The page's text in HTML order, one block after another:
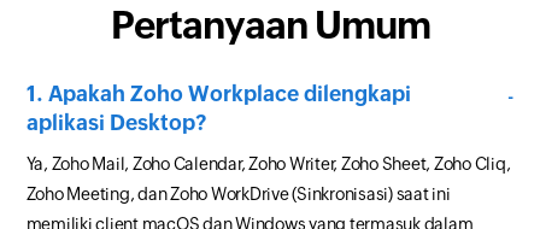
Pertanyaan Umum
Apakah Zoho Workplace dilengkapi
aplikasi Desktop?
Ya, Zoho Mail, Zoho Calendar, Zoho Writer, Zoho Sheet, Zoho Cliq,
Zoho Meeting, dan Zoho WorkDrive (Sinkronisasi) saat ini
memiliki client macOS dan Windows yang termasuk dalam